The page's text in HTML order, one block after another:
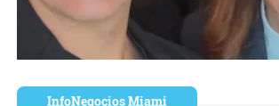
InfoNegocios Miami